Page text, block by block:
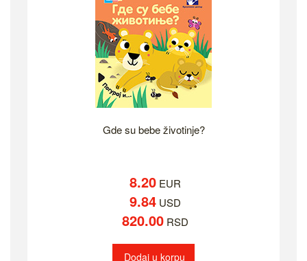
Gde su bebe životinje?
8.20 EUR
9.84 USD
820.00 RSD
Dodaj u korpu